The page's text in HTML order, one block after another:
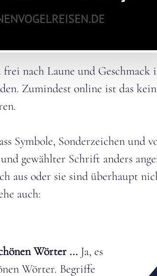
nach Laune und Geschmack
Zumindest online ist das
Symbole, Sonderzeichen und
gewählter Schrift anders
aus oder sie sind überhaupt
auch:
Wörter ... Ja, es
Wörter. Begriffe